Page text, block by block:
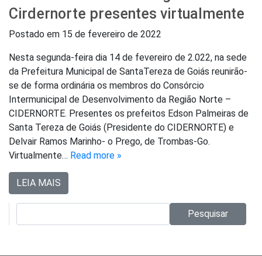
Cirdernorte presentes virtualmente
Postado em 15 de fevereiro de 2022
Nesta segunda-feira dia 14 de fevereiro de 2.022, na sede
da Prefeitura Municipal de SantaTereza de Goiás reunirão-
se de forma ordinária os membros do Consórcio
Intermunicipal de Desenvolvimento da Região Norte –
CIDERNORTE. Presentes os prefeitos Edson Palmeiras de
Santa Tereza de Goiás (Presidente do CIDERNORTE) e
Delvair Ramos Marinho- o Prego, de Trombas-Go.
Virtualmente… Read more »
LEIA MAIS
Pesquisar